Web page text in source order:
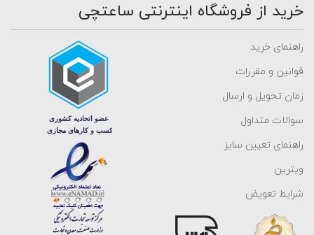
خرید از فروشگاه اینترنتی ساعتچی
راهنمای خرید
قوانین و مقررات
زمان تحویل و ارسال
سوالات متداول
راهنمای تعیین سایز
ویترین
شرایط تعویض